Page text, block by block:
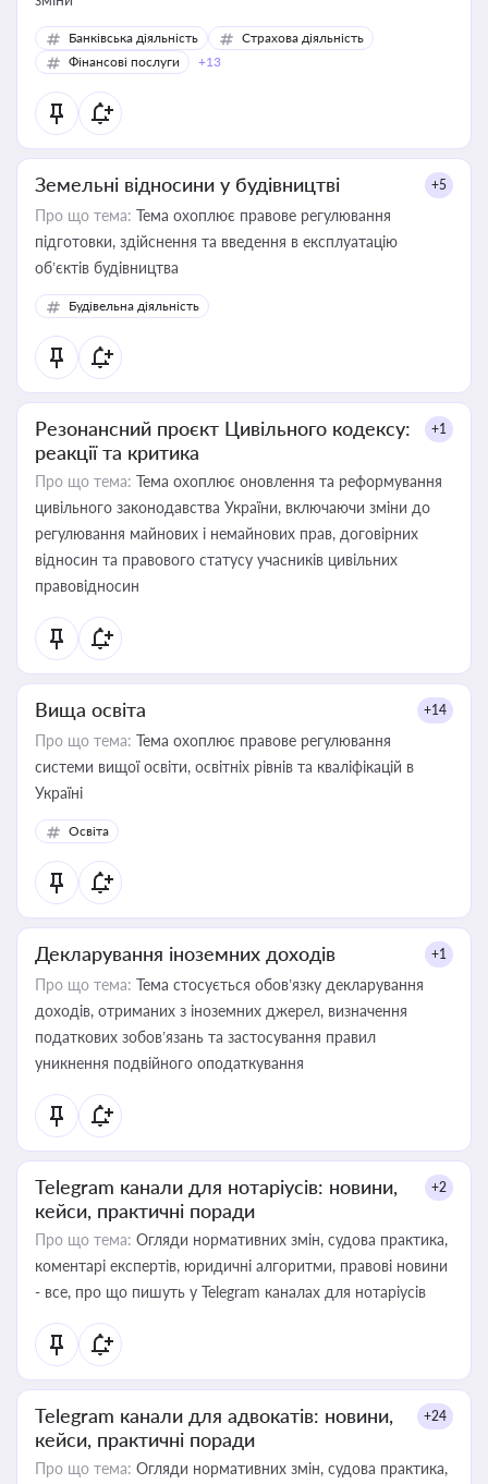
Банківська діяльність
Страхова діяльність
Фінансові послуги
+13
Земельні відносини у будівництві +5
Про що тема: Тема охоплює правове регулювання
підготовки, здійснення та введення в експлуатацію
об’єктів будівництва
Будівельна діяльність
Резонансний проєкт Цивільного кодексу:
реакції та критика
+1
Про що тема: Тема охоплює оновлення та реформування
цивільного законодавства України, включаючи зміни до
регулювання майнових і немайнових прав, договірних
відносин та правового статусу учасників цивільних
правовідносин
Вища освіта +14
Про що тема: Тема охоплює правове регулювання
системи вищої освіти, освітніх рівнів та кваліфікацій в
Україні
Освіта
Декларування іноземних доходів +1
Про що тема: Тема стосується обов’язку декларування
доходів, отриманих з іноземних джерел, визначення
податкових зобов’язань та застосування правил
уникнення подвійного оподаткування
Telegram канали для нотаріусів: новини,
кейси, практичні поради
+2
Про що тема: Огляди нормативних змін, судова практика,
коментарі експертів, юридичні алгоритми, правові новини
- все, про що пишуть у Telegram каналах для нотаріусів
Telegram канали для адвокатів: новини,
кейси, практичні поради
+24
Про що тема: Огляди нормативних змін, судова практика,